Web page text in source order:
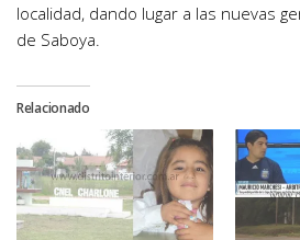
localidad, dando lugar a las nuevas
de Saboya.
Relacionado